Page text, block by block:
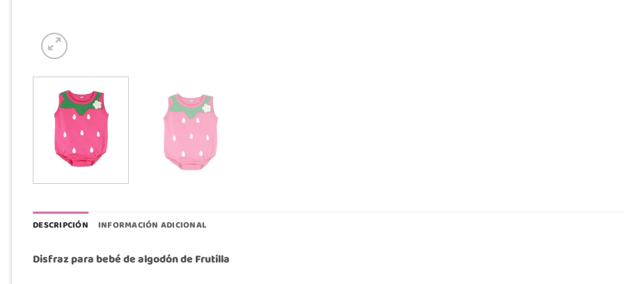
DESCRIPCIÓN INFORMACIÓN ADICIONAL
Disfraz para bebé de algodón de Frutilla